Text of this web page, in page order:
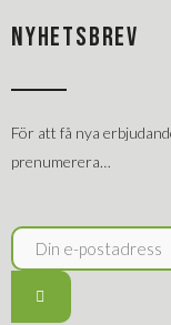
NYHETSBREV
För att få nya
prenumerera…